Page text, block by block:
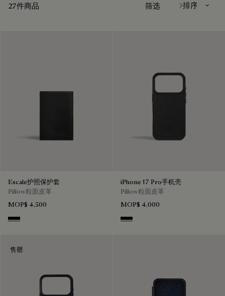
27件商品 筛选
Escale护照保护套
Pillow粒面皮革
MOP$ 4,500
Deep Black
iPhone 17 Pro手机壳
Pillow粒面皮革
MOP$ 4,000
Deep Black
售罄